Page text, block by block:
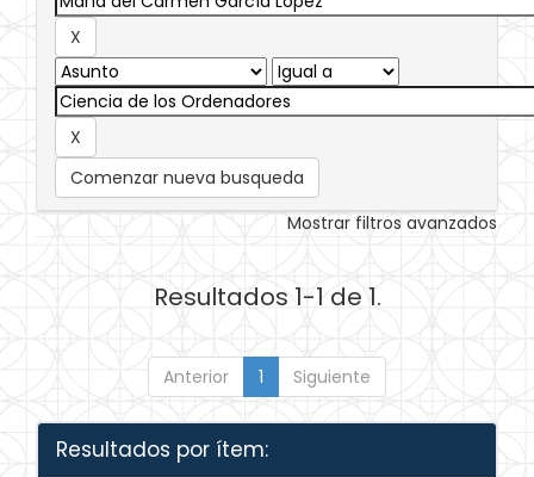
Comenzar nueva busqueda
Mostrar filtros avanzados
Resultados 1-1 de 1.
Anterior 1 Siguiente
Resultados por ítem: